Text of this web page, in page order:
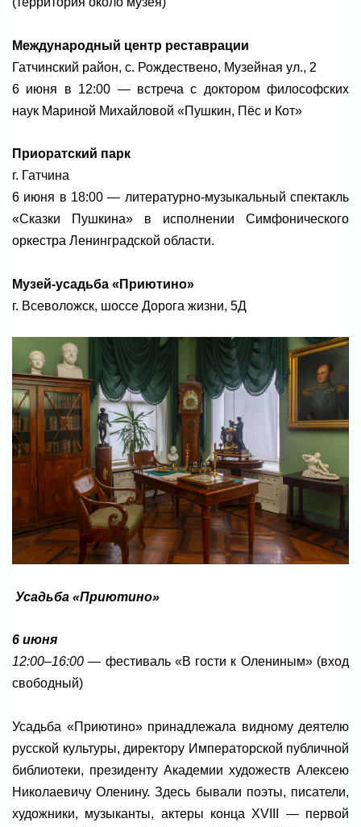
Международный центр реставрации
Гатчинский район, с. Рождествено, Музейная ул., 2
6 июня в 12:00 — встреча с доктором философских
наук Мариной Михайловой «Пушкин, Пёс и Кот»
Приоратский парк
г. Гатчина
6 июня в 18:00 — литературно-музыкальный спектакль
«Сказки Пушкина» в исполнении Симфонического
оркестра Ленинградской области.
Музей-усадьба «Приютино»
г. Всеволожск, шоссе Дорога жизни, 5Д
Усадьба «Приютино»
6 июня
12:00–16:00 — фестиваль «В гости к Олениным» (вход
свободный)
Усадьба «Приютино» принадлежала видному деятелю
русской культуры, директору Императорской публичной
библиотеки, президенту Академии художеств Алексею
Николаевичу Оленину. Здесь бывали поэты, писатели,
художники, музыканты, актеры конца XVIII — первой